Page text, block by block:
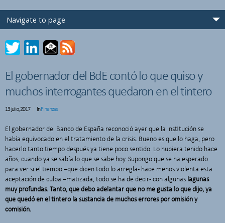
El gobernador del BdE contó lo que quiso y
muchos interrogantes quedaron en el tintero
13 julio, 2017 InFinanzas
El gobernador del Banco de España reconoció ayer que la institución se
había equivocado en el tratamiento de la crisis. Bueno es que lo haga, pero
hacerlo tanto tiempo después ya tiene poco sentido. Lo hubiera tenido hace
años, cuando ya se sabía lo que se sabe hoy. Supongo que se ha esperado
para ver si el tiempo –que dicen todo lo arregla- hace menos violenta esta
aceptación de culpa –matizada, todo se ha de decir- con algunas lagunas
muy profundas. Tanto, que debo adelantar que no me gusta lo que dijo, ya
que quedó en el tintero la sustancia de muchos errores por omisión y
comisión.